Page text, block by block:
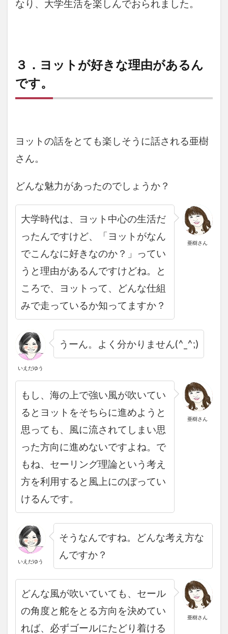
なり、大学生活を楽しんでおられました。
３．ヨットが好きな理由があるん
です。
ヨットの話をとても楽しそうに話される亜樹
さん。
どんな魅力があったのでしょうか？
亜樹さん
大学時代は、ヨット中心の生活だ
ったんですけど、「ヨットがなん
でこんなに好きなのか？」ってい
うと理由があるんですけどね。
と
ころで、
ヨットって、どんな仕組
みで走っているか知ってますか？
いえだゆう
うーん。 よく分かりません(^_^;)
亜樹さん
もし、 海の上で強い風が吹いてい
るとヨットをそちらに進めようと
思っても、風に流されてしまい思
った方向に進めないですよね。 で
もね、セーリング理論という考え
方を利用すると風上にのぼってい
けるんです。
いえだゆう
そうなんですね。どんな考え方な
んですか？
亜樹さん
どんな風が吹いていても、 セール
の角度と舵をとる方向を決めてい
れば、必ずゴールにたどり着ける